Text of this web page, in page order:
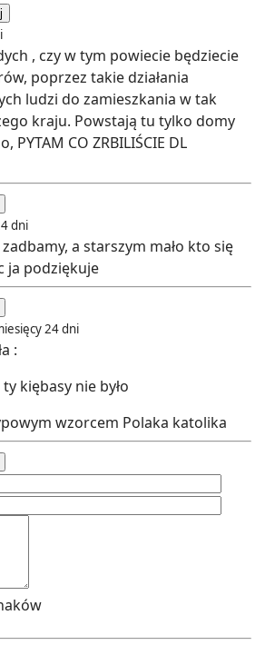
, czy w tym powiecie będziecie
poprzez takie działania
ludzi do zamieszkania w tak
kraju. Powstają tu tylko domy
PYTAM CO ZRBILIŚCIE DL
dni
a starszym mało kto się
ja podziękuje
24 dni
:
kiębasy nie było
wzorcem Polaka katolika